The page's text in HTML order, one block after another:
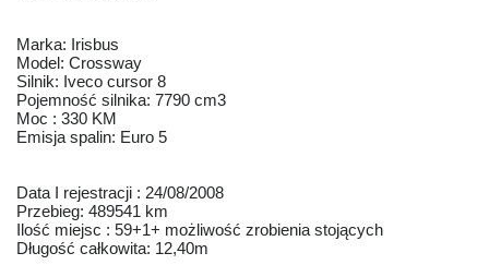
Marka: Irisbus
Model: Crossway
Silnik: Iveco cursor 8
Pojemność silnika: 7790 cm3
Moc : 330 KM
Emisja spalin: Euro 5
Data I rejestracji : 24/08/2008
Przebieg: 489541 km
Ilość miejsc : 59+1+ możliwość zrobienia stojących
Długość całkowita: 12,40m